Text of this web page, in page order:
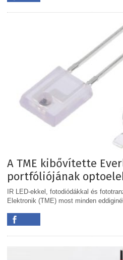
A TME kibővítette
portfóliójának
IR LED-ekkel, fotodiódákkal és
Elektronik (TME) most minden